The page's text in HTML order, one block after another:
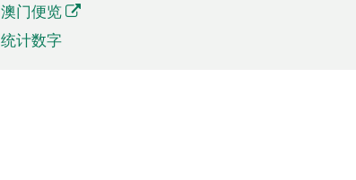
澳门便览
统计数字